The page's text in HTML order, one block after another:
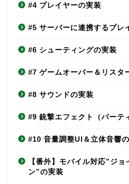
#4 プレイヤーの実装
#5 サーバーに連携するプレ
#6 シューティングの実装
#7 ゲームオーバー＆リスタ
#8 サウンドの実装
#9 銃撃エフェクト（パーテ
#10 音量調整UI＆立体音響
【番外】モバイル対応”ジ
ン”の実装